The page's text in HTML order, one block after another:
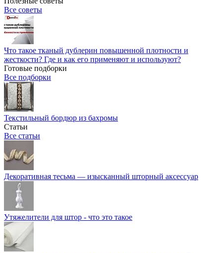
Все советы
Что такое тканый дублерин повышенной плотности и
жесткости? Где и как его применяют и используют?
Готовые подборки
Все подборки
Текстильный бордюр из бахромы
Статьи
Все статьи
Декоративная тесьма — изысканный шторный аксессуар
Утяжелители для штор - что это такое